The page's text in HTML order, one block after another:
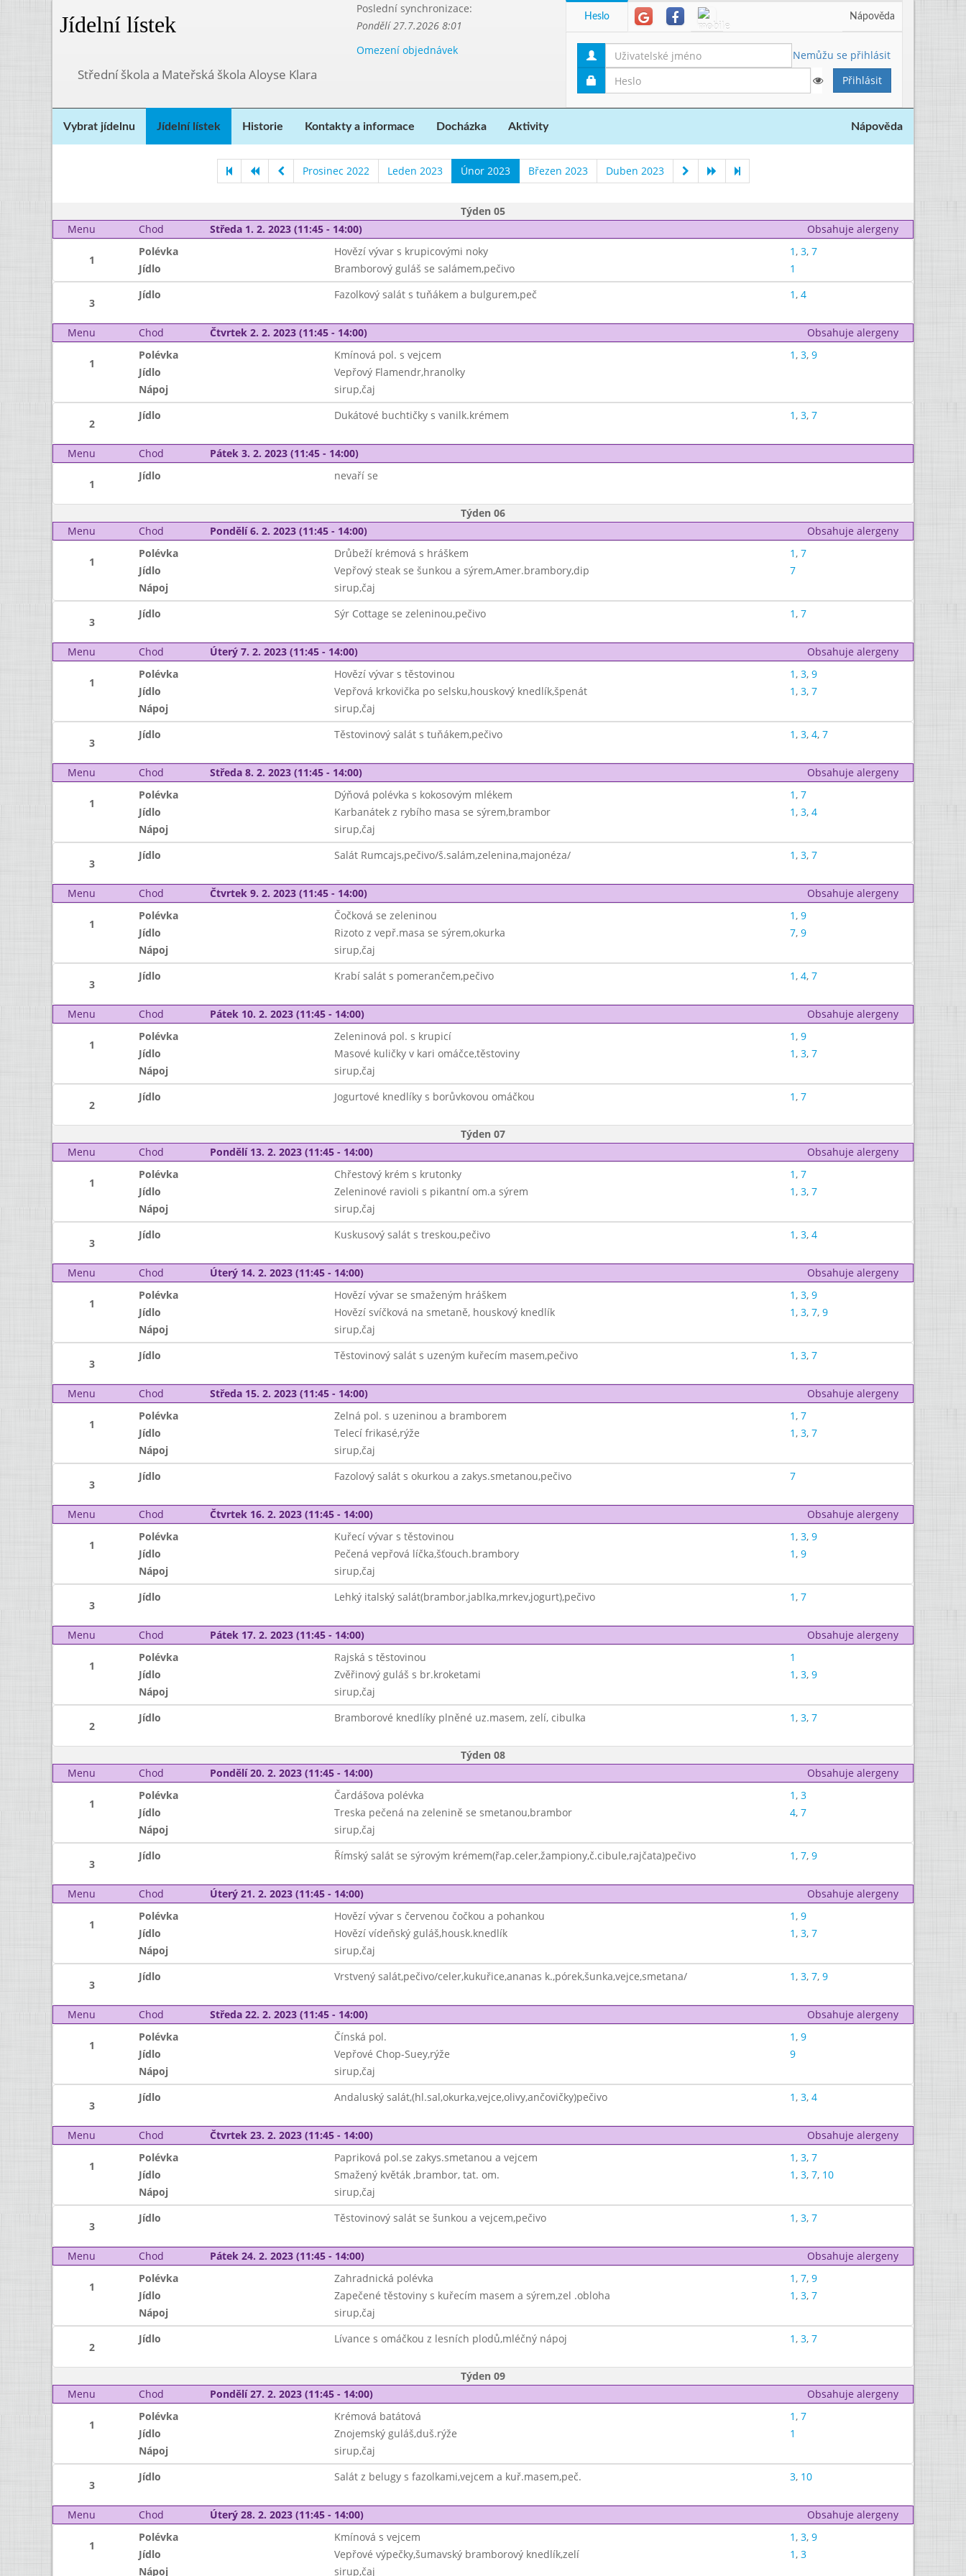
Jídelní lístek
Poslední synchronizace:
Pondělí 27.7.2026 8:01
Omezení objednávek
Střední škola a Mateřská škola Aloyse Klara
Heslo Nápověda
Nemůžu se přihlásit
Vybrat jídelnu Jídelní lístek Historie Kontakty a informace Docházka Aktivity Nápověda
Prosinec 2022 Leden 2023 Únor 2023 Březen 2023 Duben 2023
Týden 05
Menu
Chod Středa 1. 2. 2023 (11:45 - 14:00) Obsahuje alergeny
1
Polévka Hovězí vývar s krupicovými noky 1, 3, 7
Jídlo
Bramborový guláš se salámem,pečivo 1
3
Jídlo Fazolkový salát s tuňákem a bulgurem,peč 1, 4
Menu Chod Čtvrtek 2. 2. 2023 (11:45 - 14:00) Obsahuje alergeny
1
Polévka Kmínová pol. s vejcem 1, 3, 9
Jídlo
Vepřový Flamendr,hranolky
Nápoj
sirup,čaj
2
Jídlo Dukátové buchtičky s vanilk.krémem 1, 3, 7
Menu Chod Pátek 3. 2. 2023 (11:45 - 14:00)
1
Jídlo nevaří se
Týden 06
Menu
Chod Pondělí 6. 2. 2023 (11:45 - 14:00) Obsahuje alergeny
1
Polévka Drůbeží krémová s hráškem 1, 7
Jídlo
Vepřový steak se šunkou a sýrem,Amer.brambory,dip
7
Nápoj
sirup,čaj
3
Jídlo Sýr Cottage se zeleninou,pečivo 1, 7
Menu Chod Úterý 7. 2. 2023 (11:45 - 14:00) Obsahuje alergeny
1
Polévka Hovězí vývar s těstovinou 1, 3, 9
Jídlo
Vepřová krkovička po selsku,houskový knedlík,špenát 1, 3, 7
Nápoj
sirup,čaj
3
Jídlo Těstovinový salát s tuňákem,pečivo 1, 3, 4, 7
Menu Chod Středa 8. 2. 2023 (11:45 - 14:00) Obsahuje alergeny
1
Polévka Dýňová polévka s kokosovým mlékem 1, 7
Jídlo
Karbanátek z rybího masa se sýrem,brambor 1, 3, 4
Nápoj
sirup,čaj
3
Jídlo Salát Rumcajs,pečivo/š.salám,zelenina,majonéza/ 1, 3, 7
Menu Chod Čtvrtek 9. 2. 2023 (11:45 - 14:00) Obsahuje alergeny
1
Polévka Čočková se zeleninou 1, 9
Jídlo
Rizoto z vepř.masa se sýrem,okurka 7, 9
Nápoj
sirup,čaj
3
Jídlo Krabí salát s pomerančem,pečivo 1, 4, 7
Menu Chod Pátek 10. 2. 2023 (11:45 - 14:00) Obsahuje alergeny
1
Polévka Zeleninová pol. s krupicí 1, 9
Jídlo
Masové kuličky v kari omáčce,těstoviny 1, 3, 7
Nápoj
sirup,čaj
2
Jídlo Jogurtové knedlíky s borůvkovou omáčkou 1, 7
Týden 07
Menu
Chod Pondělí 13. 2. 2023 (11:45 - 14:00) Obsahuje alergeny
1
Polévka Chřestový krém s krutonky 1, 7
Jídlo
Zeleninové ravioli s pikantní om.a sýrem 1, 3, 7
Nápoj
sirup,čaj
3
Jídlo Kuskusový salát s treskou,pečivo 1, 3, 4
Menu Chod Úterý 14. 2. 2023 (11:45 - 14:00) Obsahuje alergeny
1
Polévka Hovězí vývar se smaženým hráškem 1, 3, 9
Jídlo
Hovězí svíčková na smetaně, houskový knedlík 1, 3, 7, 9
Nápoj
sirup,čaj
3
Jídlo Těstovinový salát s uzeným kuřecím masem,pečivo 1, 3, 7
Menu Chod Středa 15. 2. 2023 (11:45 - 14:00) Obsahuje alergeny
1
Polévka Zelná pol. s uzeninou a bramborem 1, 7
Jídlo
Telecí frikasé,rýže 1, 3, 7
Nápoj
sirup,čaj
3
Jídlo Fazolový salát s okurkou a zakys.smetanou,pečivo 7
Menu Chod Čtvrtek 16. 2. 2023 (11:45 - 14:00) Obsahuje alergeny
1
Polévka Kuřecí vývar s těstovinou 1, 3, 9
Jídlo
Pečená vepřová líčka,šťouch.brambory 1, 9
Nápoj
sirup,čaj
3
Jídlo Lehký italský salát(brambor,jablka,mrkev,jogurt),pečivo 1, 7
Menu Chod Pátek 17. 2. 2023 (11:45 - 14:00) Obsahuje alergeny
1
Polévka Rajská s těstovinou
1
Jídlo
Zvěřinový guláš s br.kroketami 1, 3, 9
Nápoj
sirup,čaj
2
Jídlo Bramborové knedlíky plněné uz.masem, zelí, cibulka 1, 3, 7
Týden 08
Menu
Chod Pondělí 20. 2. 2023 (11:45 - 14:00) Obsahuje alergeny
1
Polévka Čardášova polévka 1, 3
Jídlo
Treska pečená na zelenině se smetanou,brambor 4, 7
Nápoj
sirup,čaj
3
Jídlo Římský salát se sýrovým krémem(řap.celer,žampiony,č.cibule,rajčata)pečivo 1, 7, 9
Menu Chod Úterý 21. 2. 2023 (11:45 - 14:00) Obsahuje alergeny
1
Polévka Hovězí vývar s červenou čočkou a pohankou 1, 9
Jídlo
Hovězí vídeňský guláš,housk.knedlík 1, 3, 7
Nápoj
sirup,čaj
3
Jídlo Vrstvený salát,pečivo/celer,kukuřice,ananas k.,pórek,šunka,vejce,smetana/ 1, 3, 7, 9
Menu Chod Středa 22. 2. 2023 (11:45 - 14:00) Obsahuje alergeny
1
Polévka Čínská pol. 1, 9
Jídlo
Vepřové Chop-Suey,rýže
9
Nápoj
sirup,čaj
3
Jídlo Andaluský salát,(hl.sal,okurka,vejce,olivy,ančovičky)pečivo 1, 3, 4
Menu Chod Čtvrtek 23. 2. 2023 (11:45 - 14:00) Obsahuje alergeny
1
Polévka Papriková pol.se zakys.smetanou a vejcem 1, 3, 7
Jídlo
Smažený květák ,brambor, tat. om. 1, 3, 7, 10
Nápoj
sirup,čaj
3
Jídlo Těstovinový salát se šunkou a vejcem,pečivo 1, 3, 7
Menu Chod Pátek 24. 2. 2023 (11:45 - 14:00) Obsahuje alergeny
1
Polévka Zahradnická polévka 1, 7, 9
Jídlo
Zapečené těstoviny s kuřecím masem a sýrem,zel .obloha 1, 3, 7
Nápoj
sirup,čaj
2
Jídlo Lívance s omáčkou z lesních plodů,mléčný nápoj 1, 3, 7
Týden 09
Menu
Chod Pondělí 27. 2. 2023 (11:45 - 14:00) Obsahuje alergeny
1
Polévka Krémová batátová 1, 7
Jídlo
Znojemský guláš,duš.rýže
1
Nápoj
sirup,čaj
3
Jídlo Salát z belugy s fazolkami,vejcem a kuř.masem,peč. 3, 10
Menu Chod Úterý 28. 2. 2023 (11:45 - 14:00) Obsahuje alergeny
1
Polévka Kmínová s vejcem 1, 3, 9
Jídlo
Vepřové výpečky,šumavský bramborový knedlík,zelí 1, 3
Nápoj
sirup,čaj